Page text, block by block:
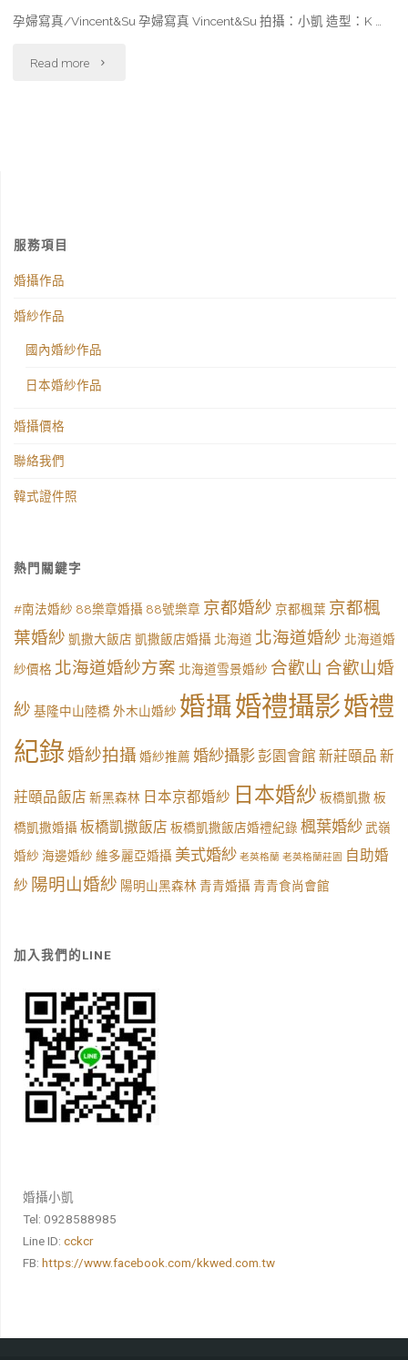
孕婦寫真/Vincent&Su 孕婦寫真 Vincent&Su 拍攝：小凱 造型：K …
Read more
服務項目
婚攝作品
婚紗作品
國內婚紗作品
日本婚紗作品
婚攝價格
聯絡我們
韓式證件照
熱門關鍵字
#南法婚紗 88樂章婚攝 88號樂章 京都婚紗 京都楓葉 京都楓
葉婚紗 凱撒大飯店 凱撒飯店婚攝 北海道 北海道婚紗 北海道婚
紗價格 北海道婚紗方案 北海道雪景婚紗 合歡山 合歡山婚
紗 基隆中山陸橋 外木山婚紗 婚攝婚禮攝影婚禮
紀錄婚紗拍攝 婚紗推薦 婚紗攝影彭園會館 新莊頤品 新
莊頤品飯店 新黑森林 日本京都婚紗 日本婚紗 板橋凱撒 板
橋凱撒婚攝 板橋凱撒飯店 板橋凱撒飯店婚禮紀錄 楓葉婚紗 武嶺
婚紗 海邊婚紗 維多麗亞婚攝 美式婚紗 老英格蘭 老英格蘭莊園 自助婚
紗 陽明山婚紗 陽明山黑森林 青青婚攝 青青食尚會館
加入我們的LINE
婚攝小凱
Tel: 0928588985
Line ID: cckcr
FB: https://www.facebook.com/kkwed.com.tw